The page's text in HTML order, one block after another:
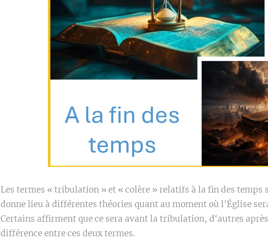
Les termes « tribulation » et « colère » relatifs à la fin des temps
donne lieu à différentes théories quant au moment où l'Église
Certains affirment que ce sera avant la tribulation, d'autres
différence entre ces deux termes.